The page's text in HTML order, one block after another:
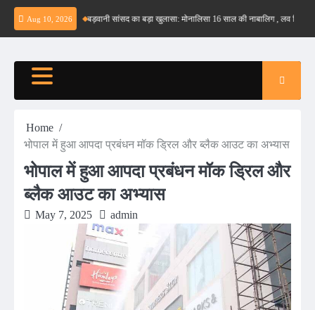
Skip
content
Aug 10, 2026
नहीं – ईरान बड़वानी सांसद का बड़ा खुलासा: मोनालिसा 16 साल की नाबालिग , लव जिहाद के
Home
भोपाल में हुआ आपदा प्रबंधन मॉक ड्रिल और ब्लैक आउट का अभ्यास
भोपाल में हुआ आपदा प्रबंधन मॉक ड्रिल और
ब्लैक आउट का अभ्यास
May 7, 2025 admin